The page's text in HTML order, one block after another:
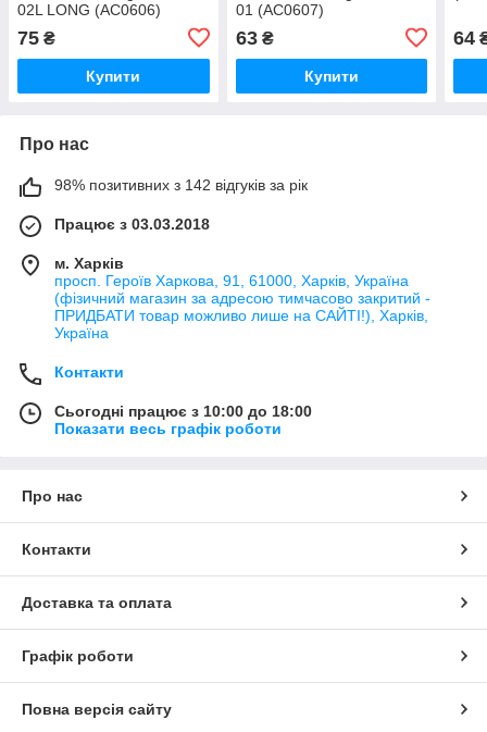
02L LONG (AC0606)
75 ₴
Купити
01 (AC0607)
63₴
Купити
64
Про нас
98% позитивних з 142 відгуків за рік
Працює з 03.03.2018
м. Харків
просп. Героїв Харкова, 91, 61000, Харків, Україна
(фізичний магазин за адресою тимчасово закритий -
ПРИДБАТИ товар можливо лише на САЙТІ!), Харків,
Україна
Контакти
Сьогодні працює з 10:00 до 18:00
Показати весь графік роботи
Про нас
Контакти
Доставка та оплата
Графік роботи
Повна версія сайту